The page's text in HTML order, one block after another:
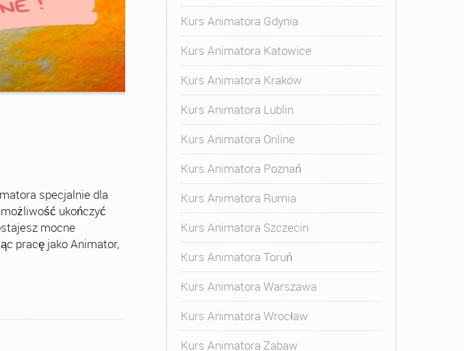
specjalnie dla
ukończyć
mocne
pracę jako Animator,
Kurs Animatora Gdynia
Kurs Animatora Katowice
Kurs Animatora Kraków
Kurs Animatora Lublin
Kurs Animatora Online
Kurs Animatora Poznań
Kurs Animatora Rumia
Kurs Animatora Szczecin
Kurs Animatora Toruń
Kurs Animatora Warszawa
Kurs Animatora Wrocław
Kurs Animatora Zabaw